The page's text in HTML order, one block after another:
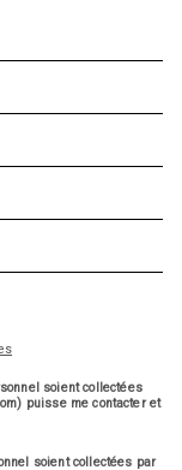
soient collectées
puisse me contacter et
soient collectées par